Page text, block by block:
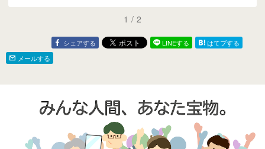
1 / 2
シェアする LINEする
はてブする
メールする